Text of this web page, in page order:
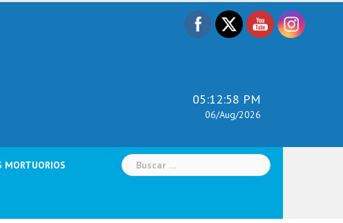
05:12:59 PM
06/Aug/2026
MORTUORIOS Buscar: